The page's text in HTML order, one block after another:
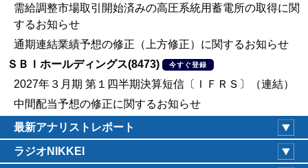
需給調整市場取引開始済みの高圧系統用蓄電所の取得に関
するお知らせ
通期連結業績予想の修正（上方修正）に関するお知らせ
ＳＢＩホールディングス(8473)
今すぐ登録
2027年３月期 第１四半期決算短信〔ＩＦＲＳ〕（連結）
中間配当予想の修正に関するお知らせ
最新アナリストレポート
ラジオNIKKEI